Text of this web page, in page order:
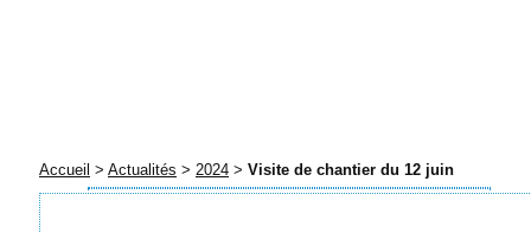
Accueil > Actualités > 2024 > Visite de chantier du 12 juin